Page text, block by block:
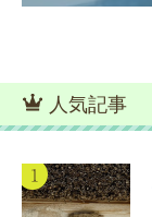
人気記事